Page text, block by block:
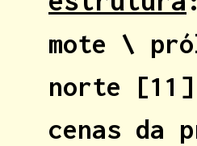
mote \
norte
[11]
cenas da